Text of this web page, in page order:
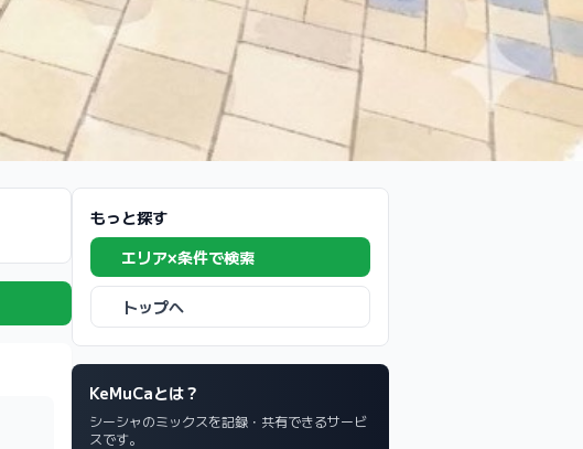
もっと探す
エリア×条件で検索
トップへ
KeMuCaとは？
シーシャのミックスを記録・共有できるサービ
スです。